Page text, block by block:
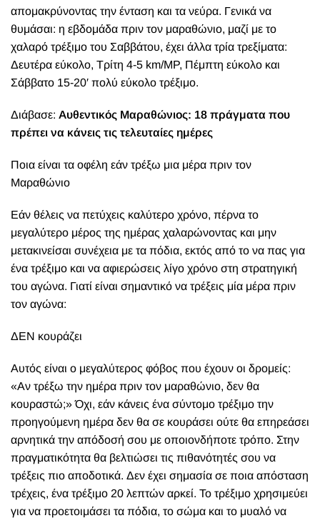
απομακρύνοντας την ένταση και τα νεύρα. Γενικά να
θυμάσαι: η εβδομάδα πριν τον μαραθώνιο, μαζί με το
χαλαρό τρέξιμο του Σαββάτου, έχει άλλα τρία τρεξίματα:
Δευτέρα εύκολο, Τρίτη 4-5 km/MP, Πέμπτη εύκολο και
Σάββατο 15-20′ πολύ εύκολο τρέξιμο.
Διάβασε: Αυθεντικός Μαραθώνιος: 18 πράγματα που
πρέπει να κάνεις τις τελευταίες ημέρες
Ποια είναι τα οφέλη εάν τρέξω μια μέρα πριν τον
Μαραθώνιο
Εάν θέλεις να πετύχεις καλύτερο χρόνο, πέρνα το
μεγαλύτερο μέρος της ημέρας χαλαρώνοντας και μην
μετακινείσαι συνέχεια με τα πόδια, εκτός από το να πας για
ένα τρέξιμο και να αφιερώσεις λίγο χρόνο στη στρατηγική
του αγώνα. Γιατί είναι σημαντικό να τρέξεις μία μέρα πριν
τον αγώνα:
ΔΕΝ κουράζει
Αυτός είναι ο μεγαλύτερος φόβος που έχουν οι δρομείς:
«Αν τρέξω την ημέρα πριν τον μαραθώνιο, δεν θα
κουραστώ;» Όχι, εάν κάνεις ένα σύντομο τρέξιμο την
προηγούμενη ημέρα δεν θα σε κουράσει ούτε θα επηρεάσει
αρνητικά την απόδοσή σου με οποιονδήποτε τρόπο. Στην
πραγματικότητα θα βελτιώσει τις πιθανότητές σου να
τρέξεις πιο αποδοτικά. Δεν έχει σημασία σε ποια απόσταση
τρέχεις, ένα τρέξιμο 20 λεπτών αρκεί. Το τρέξιμο χρησιμεύει
για να προετοιμάσει τα πόδια, το σώμα και το μυαλό να